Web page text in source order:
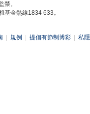
禁。
基金熱線1834 633。
規例 提倡有節制博彩 私